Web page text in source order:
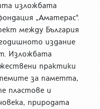
изложбата
„Аматерас".
между България
издание
Изложбата
практики
за паметта,
пластове и
природата